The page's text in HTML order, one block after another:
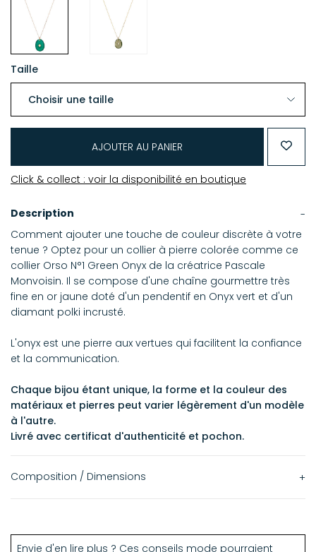
Taille
AJOUTER AU PANIER
Click & collect : voir la disponibilité en boutique
Description
Comment ajouter une touche de couleur discrète à votre
tenue ? Optez pour un collier à pierre colorée comme ce
collier Orso N°1 Green Onyx de la créatrice Pascale
Monvoisin. Il se compose d'une chaîne gourmettre très
fine en or jaune doté d'un pendentif en Onyx vert et d'un
diamant polki incrusté.
L'onyx est une pierre aux vertues qui facilitent la confiance
et la communication.
Chaque bijou étant unique, la forme et la couleur des
matériaux et pierres peut varier légèrement d'un modèle
à l'autre.
Livré avec certificat d'authenticité et pochon.
Composition / Dimensions
Longueur de la chaîne : 49 cm avec anneau de
réglage à 46 cm
Envie d'en lire plus ? Ces conseils mode pourraient